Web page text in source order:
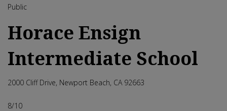
Public
Horace Ensign
Intermediate School
2000 Cliff Drive, Newport Beach, CA 92663
8/10